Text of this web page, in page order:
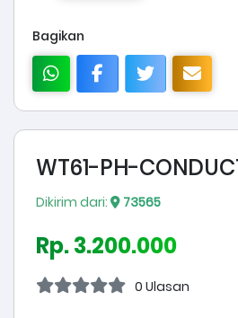
Bagikan
WT61-PH-
Dikirim dari: 73565
Rp. 3.200.000
0 Ulasan